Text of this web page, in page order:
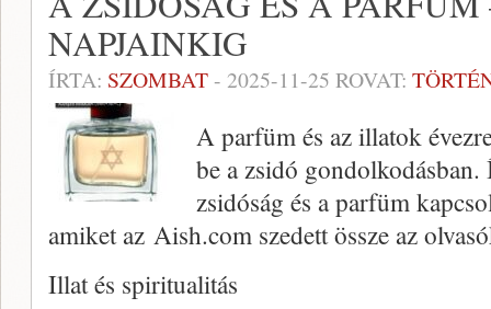
NAPJAINKIG
ÍRTA: SZOMBAT- 2025-11-25 ROVAT:
A parfüm és az illatok
be a zsidó
zsidóság és a parfüm
amiket az Aish.com szedett össze az
Illat és spiritualitás